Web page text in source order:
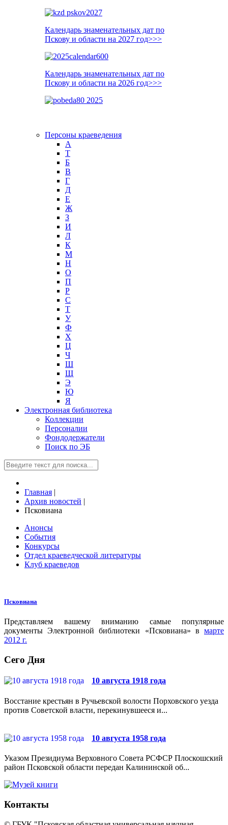
Календарь знаменательных дат по
Пскову и области на 2027 год>>>
Календарь знаменательных дат по
Пскову и области на 2026 год>>>
Персоны краеведения
А
T
Б
В
Г
Д
Е
Ж
З
И
Л
К
М
Н
О
П
Р
С
Т
У
Ф
Х
Ц
Ч
Ш
Щ
Э
Ю
Я
Электронная библиотека
Коллекции
Персоналии
Фондодержатели
Поиск по ЭБ
Главная |
Архив новостей |
Псковиана
Анонсы
События
Конкурсы
Отдел краеведческой литературы
Клуб краеведов
Псковиана
Представляем вашему вниманию самые популярные
документы Электронной библиотеки «Псковиана» в марте
2012 г.
Сего Дня
10 августа 1918 года
Восстание крестьян в Ручьевской волости Порховского уезда
против Советской власти, перекинувшееся и...
10 августа 1958 года
Указом Президиума Верховного Совета РСФСР Плоскошский
район Псковской области передан Калининской об...
Контакты